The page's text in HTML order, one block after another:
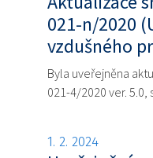
021-n/2020
vzdušného
Byla uveřejněna
021-4/2020 ver. 5.0,
1. 2. 2024